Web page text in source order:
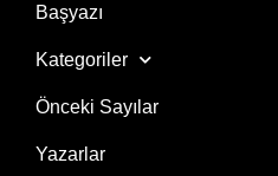
Başyazı
Kategoriler
Önceki Sayılar
Yazarlar